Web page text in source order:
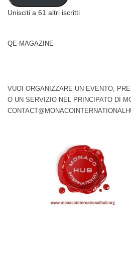
Unisciti a 61 altri iscritti
QE-MAGAZINE
VUOI ORGANIZZARE UN EVENTO,
O UN SERVIZIO NEL PRINCIPATO DI